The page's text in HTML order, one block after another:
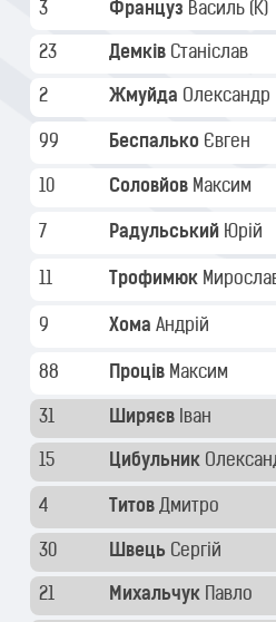
3 Француз Василь (K)
23 Демків Станіслав
2 Жмуйда Олександр
99 Беспалько Євген
10 Соловйов Максим
7 Радульський Юрій
11 Трофимюк
9 Хома Андрій
88 Проців Максим
31 Ширяєв Іван
15 Цибульник
4 Титов Дмитро
30 Швець Сергій
21 Михальчук Павло